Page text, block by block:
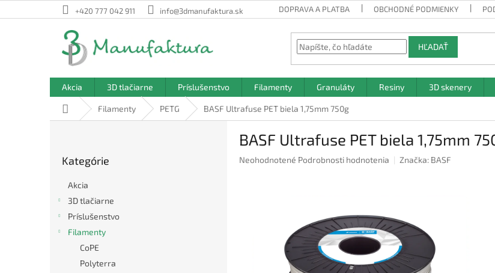
na
+420 777 042 911 info@3dmanufaktura.sk DOPRAVA A PLATBA OBCHODNÉ PODMIENKY
HĽADAŤ
Akcia 3D tlačiarne Príslušenstvo Filamenty Granuláty Resiny 3D skenery
DomovFilamenty PETG BASF Ultrafuse PET biela 1,75mm 750g
kategórie
Kategórie
Akcia
3D tlačiarne
Príslušenstvo
Filamenty
CoPE
Polyterra
BASF Ultrafuse PET biela 1,75mm
Priemerné
Neohodnotené Podrobnosti hodnotenia Značka: BASF